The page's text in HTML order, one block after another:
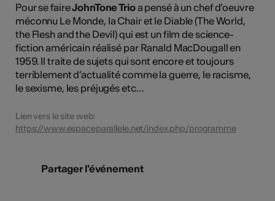
Pour se faireJohnTone Trioa pensé à un chef d’oeuvre
méconnu Le Monde, la Chair et le Diable (The World,
the Flesh and the Devil) qui est un film de science-
fiction américain réalisé par Ranald MacDougall en
1959. Il traite de sujets qui sont encore et toujours
terriblement d’actualité comme la guerre, le racisme,
le sexisme, les préjugés etc…
Lien vers le site web:
https://www.espaceparallele.net/index.php/programme
Partager l'événement